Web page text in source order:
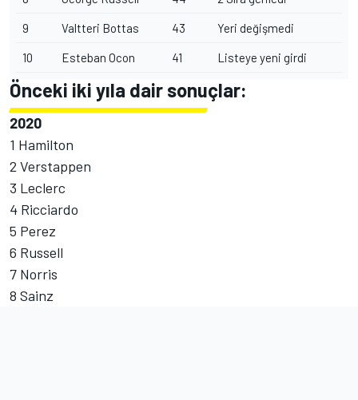
9 Valtteri Bottas 43 Yeri değişmedi
10 Esteban Ocon 41 Listeye yeni girdi
Önceki iki yıla dair sonuçlar:
2020
1 Hamilton
2 Verstappen
3 Leclerc
4 Ricciardo
5 Perez
6 Russell
7 Norris
8 Sainz